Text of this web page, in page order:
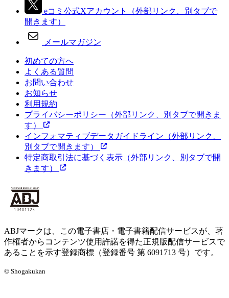
eコミ公式Xアカウント
（外部リンク、別タブで
開きます）
メールマガジン
初めての方へ
よくある質問
お問い合わせ
お知らせ
利用規約
プライバシーポリシー （外部リンク、別タブで開きま
す）
インフォマティブデータガイドライン （外部リンク、
別タブで開きます）
特定商取引法に基づく表示 （外部リンク、別タブで開
きます）
ABJマークは、この電子書店・電子書籍配信サービスが、著
作権者からコンテンツ使用許諾を得た正規版配信サービスで
あることを示す登録商標（登録番号 第 6091713 号）です。
© Shogakukan